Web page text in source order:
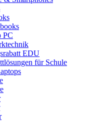
PC
EDU
für Schule